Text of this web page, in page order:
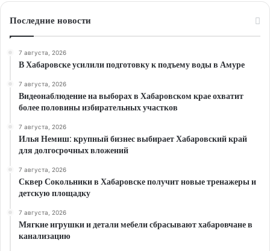
Последние новости
7 августа, 2026
В Хабаровске усилили подготовку к подъему воды в Амуре
7 августа, 2026
Видеонаблюдение на выборах в Хабаровском крае охватит
более половины избирательных участков
7 августа, 2026
Илья Немиш: крупный бизнес выбирает Хабаровский край
для долгосрочных вложений
7 августа, 2026
Сквер Сокольники в Хабаровске получит новые тренажеры и
детскую площадку
7 августа, 2026
Мягкие игрушки и детали мебели сбрасывают хабаровчане в
канализацию